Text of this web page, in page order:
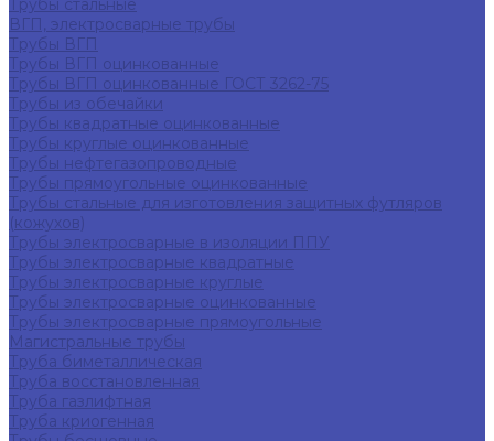
Трубы стальные
ВГП, электросварные трубы
Трубы ВГП
Трубы ВГП оцинкованные
Трубы ВГП оцинкованные ГОСТ 3262-75
Трубы из обечайки
Трубы квадратные оцинкованные
Трубы круглые оцинкованные
Трубы нефтегазопроводные
Трубы прямоугольные оцинкованные
Трубы стальные для изготовления защитных футляров
(кожухов)
Трубы электросварные в изоляции ППУ
Трубы электросварные квадратные
Трубы электросварные круглые
Трубы электросварные оцинкованные
Трубы электросварные прямоугольные
Магистральные трубы
Труба биметаллическая
Труба восстановленная
Труба газлифтная
Труба криогенная